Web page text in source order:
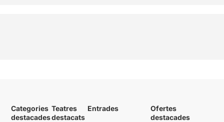
Categories
destacades
Teatres
destacats
Entrades
Ofertes
destacades